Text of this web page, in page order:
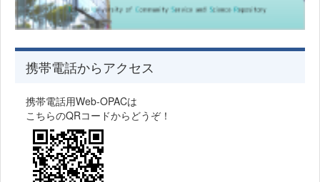
携帯電話からアクセス
携帯電話用Web-OPACは
こちらのQRコードからどうぞ！